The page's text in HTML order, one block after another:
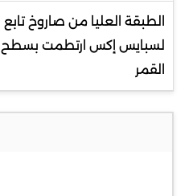
الطبقة العليا من صاروخ تابع
لسبايس إكس ارتطمت بسطح
القمر